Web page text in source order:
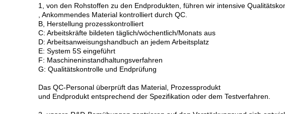
1, von den Rohstoffen zu den Endprodukten, führen wir intensive
, Ankommendes Material kontrolliert durch QC.
B, Herstellung prozesskontrolliert
C: Arbeitskräfte bildeten täglich/wöchentlich/Monats aus
D: Arbeitsanweisungshandbuch an jedem Arbeitsplatz
E: System 5S eingeführt
F: Maschineninstandhaltungsverfahren
G: Qualitätskontrolle und Endprüfung
Das QC-Personal überprüft das Material, Prozessprodukt
und Endprodukt entsprechend der Spezifikation oder dem Testverfahren.